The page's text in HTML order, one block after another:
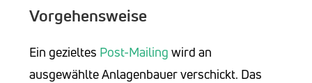
Vorgehensweise
Ein gezieltes Post-Mailing wird an
ausgewählte Anlagenbauer verschickt. Das